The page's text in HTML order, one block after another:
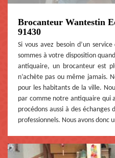
Brocanteur Wantestin
91430
Si vous avez besoin d’un
sommes à votre disposition
antiquaire, un brocanteur est
n’achète pas ou même jamais.
pour les habitants de la ville.
par comme notre antiquaire qui
procédons aussi à des échanges
professionnels. Nous avons donc